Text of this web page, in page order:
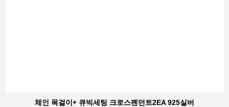
체인 목걸이+ 큐빅세팅 크로스펜던트2EA 925실버